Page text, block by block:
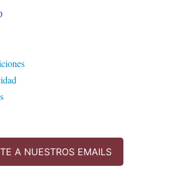
A NUESTROS EMAILS